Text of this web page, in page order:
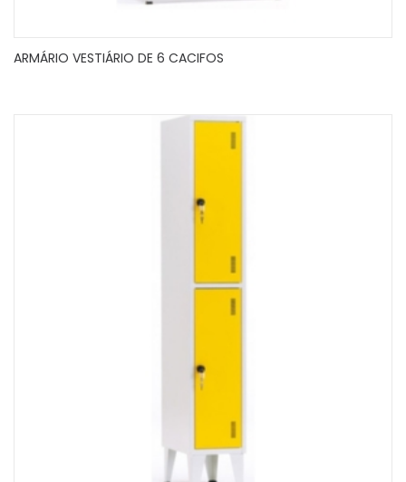
ARMÁRIO VESTIÁRIO DE 6 CACIFOS